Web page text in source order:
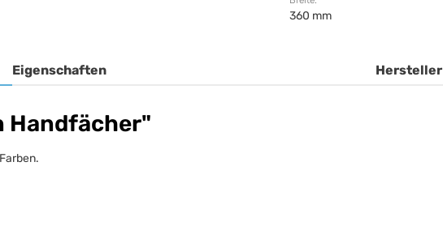
360 mm
Eigenschaften Hersteller
Handfächer"